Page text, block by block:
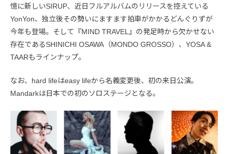
憶に新しいSIRUP、近日フルアルバムのリリースを控えている
YonYon、独立後その勢いにますます拍車がかかるどんぐりずが
今年も登場。そして『MIND TRAVEL』の発足時から欠かせない
存在であるSHINICHI OSAWA（MONDO GROSSO）、YOSA &
TAARもラインナップ。
なお、hard lifeはeasy lifeから名義変更後、初の来日公演。
Mandarkは日本での初のソロステージとなる。